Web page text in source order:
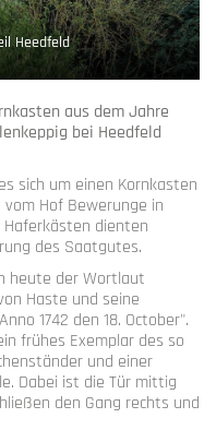
Heedfeld
aus dem Jahre
bei Heedfeld
sich um einen Kornkasten
Hof Bewerunge in
dienten
des Saatgutes.
heute der Wortlaut
Haste und seine
1742 den 18. October".
frühes Exemplar des so
und einer
Dabei ist die Tür mittig
den Gang rechts und